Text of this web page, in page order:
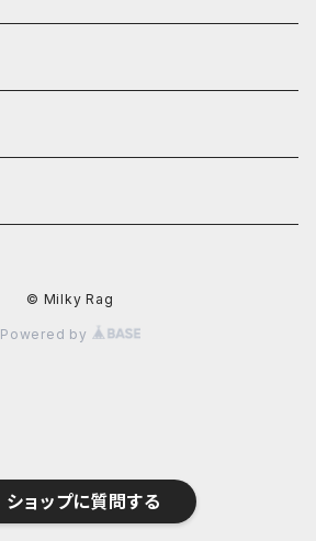
ショップに質問する
© Milky Rag
Powered by